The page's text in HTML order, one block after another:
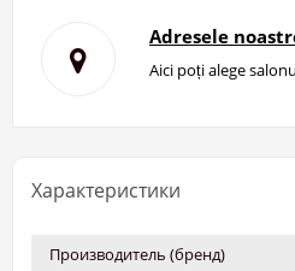
Adresele
Aici poți alege
Характеристики
Производитель (бренд)